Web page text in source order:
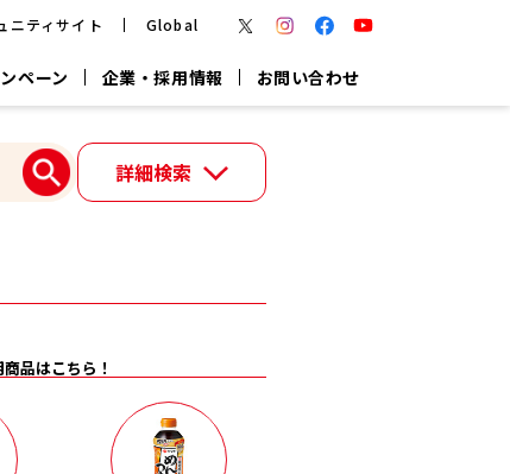
ニティサイト Global
ペーン 企業・採用情報 お問い合わせ
楽チン鍋® 楽チン屋®
ン制
詳細検索
品はこちら！